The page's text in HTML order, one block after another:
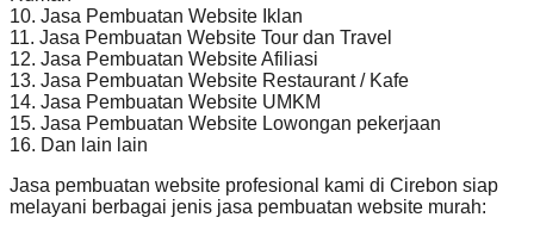
10. Jasa Pembuatan Website Iklan
11. Jasa Pembuatan Website Tour dan Travel
12. Jasa Pembuatan Website Afiliasi
13. Jasa Pembuatan Website Restaurant / Kafe
14. Jasa Pembuatan Website UMKM
15. Jasa Pembuatan Website Lowongan pekerjaan
16. Dan lain lain
Jasa pembuatan website profesional kami di Cirebon siap
melayani berbagai jenis jasa pembuatan website murah: